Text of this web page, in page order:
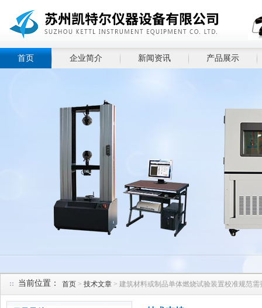
首页 企业简介 新闻资讯 产品展示
当前位置： 首页 > 技术文章 > 建筑材料或制品单体燃烧试验装置校准规范